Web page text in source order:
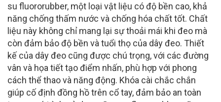
su fluororubber, một loại vật liệu có độ bền cao, khả
năng chống thấm nước và chống hóa chất tốt. Chất
liệu này không chỉ mang lại sự thoải mái khi đeo mà
còn đảm bảo độ bền và tuổi thọ của dây đeo. Thiết
kế của dây đeo cũng được chú trọng, với các đường
vân và họa tiết tạo điểm nhấn, phù hợp với phong
cách thể thao và năng động. Khóa cài chắc chắn
giúp cố định đồng hồ trên cổ tay, đảm bảo an toàn